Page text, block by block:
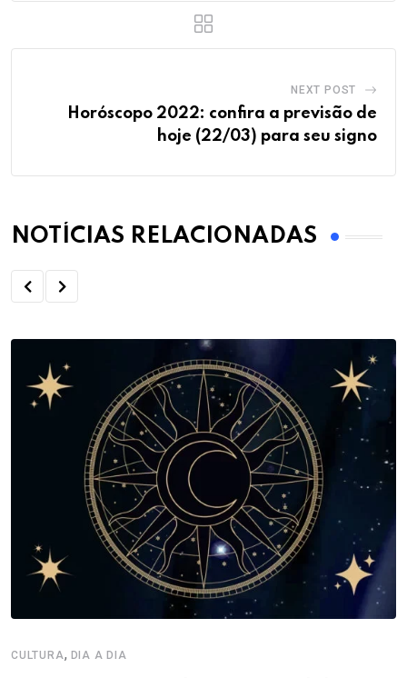
NEXT POST
Horóscopo 2022: confira a previsão de
hoje (22/03) para seu signo
NOTÍCIAS RELACIONADAS
CULTURA, DIA A DIA